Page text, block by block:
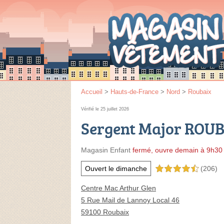
Accueil > Hauts-de-France > Nord > Roubaix
Vérifié le 25 juillet 2026
Sergent Major
Magasin Enfant fermé, ouvre demain à 9h30
Ouvert le dimanche 4,5 étoiles sur 5 (206)
Centre Mac Arthur Glen
5 Rue Mail de Lannoy Local 46
59100 Roubaix